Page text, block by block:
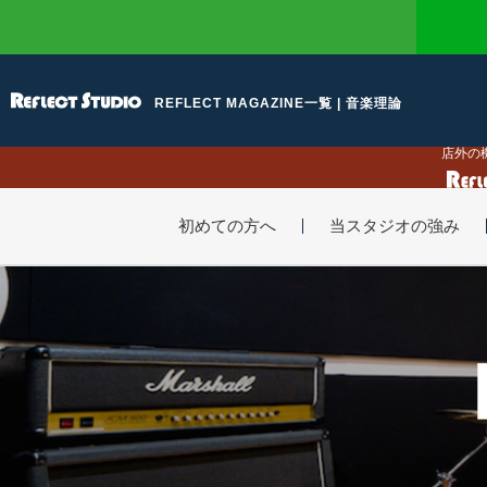
REFLECT MAGAZINE一覧 | 音楽理論
店外の
初めての方へ 当スタジオの強み